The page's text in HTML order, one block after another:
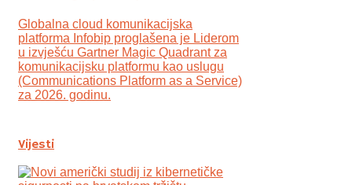
Globalna cloud komunikacijska
platforma Infobip proglašena je Liderom
u izvješću Gartner Magic Quadrant za
komunikacijsku platformu kao uslugu
(Communications Platform as a Service)
za 2026. godinu.
Vijesti